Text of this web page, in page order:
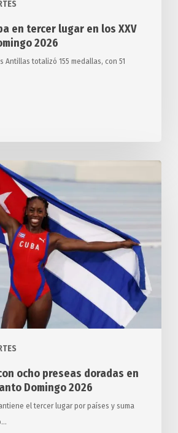
en tercer lugar en los XXV
2026
Antillas totalizó 155 medallas, con 51
ocho preseas doradas en
Domingo 2026
el tercer lugar por países y suma